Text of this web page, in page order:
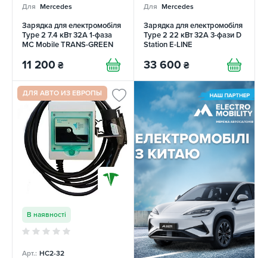
Для Mercedes
Зарядка для електромобіля
Type 2 7.4 кВт 32A 1-фаза
MC Mobile TRANS-GREEN
11 200 ₴
Для Mercedes
Зарядка для електромобіля
Type 2 22 кВт 32A 3-фази D
Station E-LINE
33 600 ₴
ДЛЯ АВТО ИЗ ЕВРОПЫ
В наявності
Арт.: НC2-32